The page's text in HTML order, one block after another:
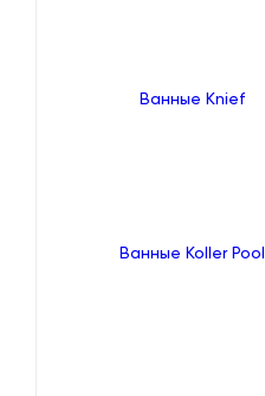
Ванные Knief
Ванные Koller Pool